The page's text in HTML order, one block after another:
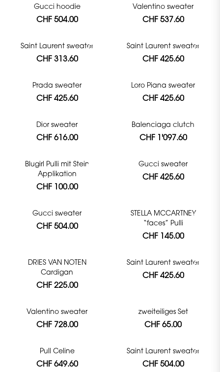
Gucci hoodie
CHF 504.00
Valentino sweater
CHF 537.60
Saint Laurent sweater
CHF 313.60
Saint Laurent sweater
CHF 425.60
Prada sweater
CHF 425.60
Loro Piana sweater
CHF 425.60
Dior sweater
CHF 616.00
Balenciaga clutch
CHF 1'097.60
Blugirl Pulli mit Stein
Applikation
CHF 100.00
Gucci sweater
CHF 425.60
Gucci sweater
CHF 504.00
STELLA MCCARTNEY
“faces” Pulli
CHF 145.00
DRIES VAN NOTEN
Cardigan
CHF 225.00
Saint Laurent sweater
CHF 425.60
Valentino sweater
CHF 728.00
zweiteiliges Set
CHF 65.00
Pull Celine
CHF 649.60
Saint Laurent sweater
CHF 504.00